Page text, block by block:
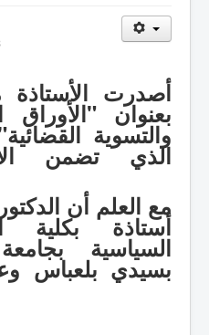
أصدرت الأستاذة
بعنوان "الأوراق
والتسوية
الذي تضمن
مع العلم أن
أستاذة بكلية
السياسية
بسيدي بلعباس